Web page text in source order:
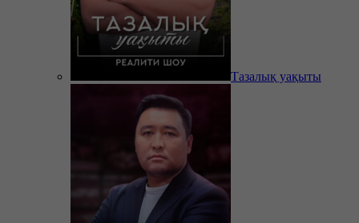
Тазалық уақыты